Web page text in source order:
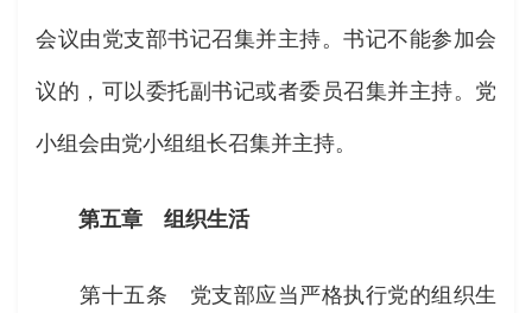
会议由党支部书记召集并主持。书记不能参加会
议的，可以委托副书记或者委员召集并主持。党
小组会由党小组组长召集并主持。
第五章 组织生活
第十五条 党支部应当严格执行党的组织生